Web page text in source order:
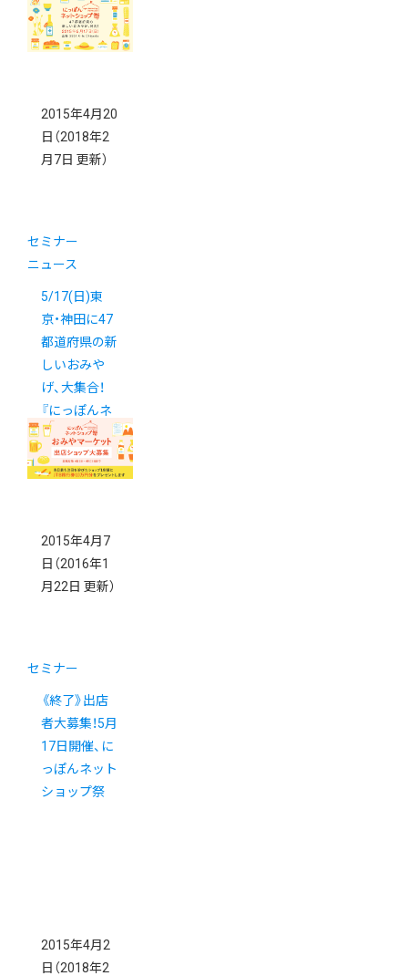
2015年4月20
日 （2018年2
月7日 更新）
セミナー
ニュース
5/17(日)東
京・神田に47
都道府県の新
しいおみや
げ、大集合！
『にっぽんネ
ットショップ
祭』開催
2015年4月7
日 （2016年1
月22日 更新）
セミナー
《終了》出店
者大募集！5月
17日開催、に
っぽんネット
ショップ祭
2015年4月2
日 （2018年2